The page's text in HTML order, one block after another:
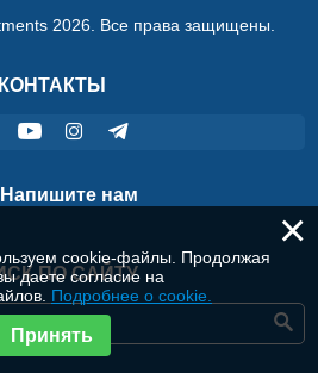
2026. Все права защищены.
КОНТАКТЫ
Напишите нам
ПО САЙТУ
×
cookie-файлы. Продолжая
даете согласие на
Подробнее о cookie.
Принять